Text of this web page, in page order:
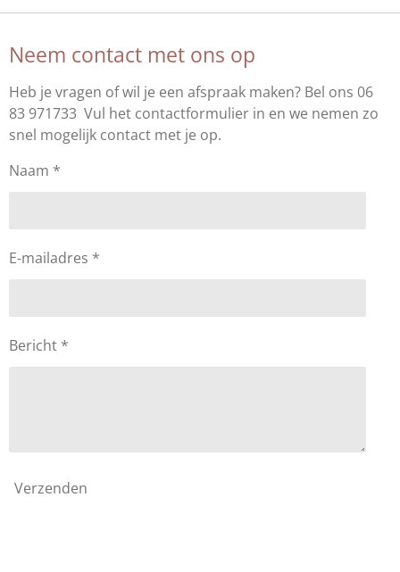
Neem contact met ons op
Heb je vragen of wil je een afspraak maken? Bel ons 06
83 971733 Vul het contactformulier in en we nemen zo
snel mogelijk contact met je op.
Naam *
E-mailadres *
Bericht *
Verzenden